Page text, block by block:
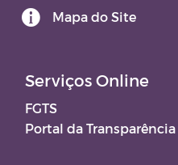
TERMO
Mapa do Site
Serviços Online
FGTS
Portal da